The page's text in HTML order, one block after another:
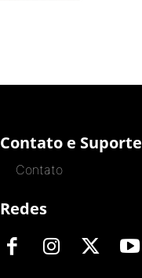
Contato e Suporte
Contato
Redes